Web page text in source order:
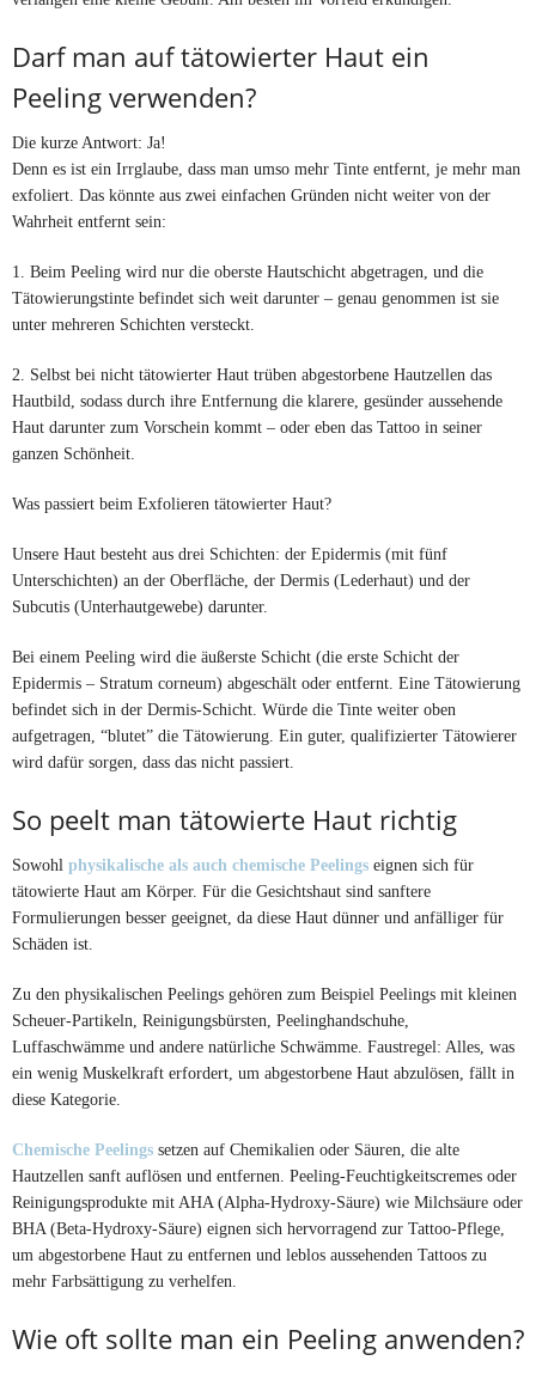
Darf man auf tätowierter Haut ein
Peeling verwenden?
Die kurze Antwort: Ja!
Denn es ist ein Irrglaube, dass man umso mehr Tinte entfernt, je mehr man
exfoliert. Das könnte aus zwei einfachen Gründen nicht weiter von der
Wahrheit entfernt sein:
1. Beim Peeling wird nur die oberste Hautschicht abgetragen, und die
Tätowierungstinte befindet sich weit darunter – genau genommen ist sie
unter mehreren Schichten versteckt.
2. Selbst bei nicht tätowierter Haut trüben abgestorbene Hautzellen das
Hautbild, sodass durch ihre Entfernung die klarere, gesünder aussehende
Haut darunter zum Vorschein kommt – oder eben das Tattoo in seiner
ganzen Schönheit.
Was passiert beim Exfolieren tätowierter Haut?
Unsere Haut besteht aus drei Schichten: der Epidermis (mit fünf
Unterschichten) an der Oberfläche, der Dermis (Lederhaut) und der
Subcutis (Unterhautgewebe) darunter.
Bei einem Peeling wird die äußerste Schicht (die erste Schicht der
Epidermis – Stratum corneum) abgeschält oder entfernt. Eine Tätowierung
befindet sich in der Dermis-Schicht. Würde die Tinte weiter oben
aufgetragen, “blutet” die Tätowierung. Ein guter, qualifizierter Tätowierer
wird dafür sorgen, dass das nicht passiert.
So peelt man tätowierte Haut richtig
Sowohl physikalische als auch chemische Peelings eignen sich für
tätowierte Haut am Körper. Für die Gesichtshaut sind sanftere
Formulierungen besser geeignet, da diese Haut dünner und anfälliger für
Schäden ist.
Zu den physikalischen Peelings gehören zum Beispiel Peelings mit kleinen
Scheuer-Partikeln, Reinigungsbürsten, Peelinghandschuhe,
Luffaschwämme und andere natürliche Schwämme. Faustregel: Alles, was
ein wenig Muskelkraft erfordert, um abgestorbene Haut abzulösen, fällt in
diese Kategorie.
Chemische Peelings setzen auf Chemikalien oder Säuren, die alte
Hautzellen sanft auflösen und entfernen. Peeling-Feuchtigkeitscremes oder
Reinigungsprodukte mit AHA (Alpha-Hydroxy-Säure) wie Milchsäure oder
BHA (Beta-Hydroxy-Säure) eignen sich hervorragend zur Tattoo-Pflege,
um abgestorbene Haut zu entfernen und leblos aussehenden Tattoos zu
mehr Farbsättigung zu verhelfen.
Wie oft sollte man ein Peeling anwenden?